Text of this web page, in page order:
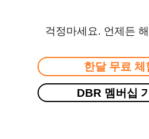
걱정마세요. 언제든
한달 무료 체
DBR 멤버십